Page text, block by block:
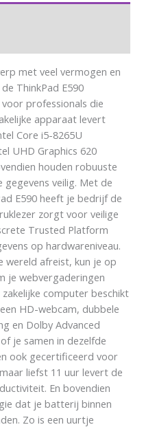
met veel vermogen en
ThinkPad E590
professionals die
apparaat levert
Core i5-8265U
UHD Graphics 620
houden robuuste
veilig. Met de
E590 heeft je bedrijf de
zorgt voor veilige
Trusted Platform
op hardwareniveau.
wereld afreist, kun je op
je webvergaderingen
computer beschikt
HD-webcam, dubbele
en Dolby Advanced
je samen in dezelfde
ook gecertificeerd voor
liefst 11 uur levert de
En bovendien
dat je batterij binnen
Zo is een uurtje